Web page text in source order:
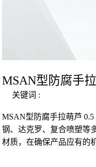
MSAN型防腐手
关键词 :
MSAN型防腐手拉萌芦
钢、达克罗、复合喷塑等
材质，在确保产品应有的